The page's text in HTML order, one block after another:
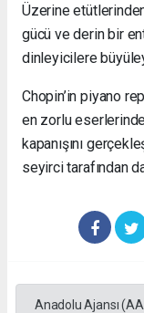
Üzerine
gücü ve derin bir
dinleyicilere
Chopin’in piyano
en zorlu
kapanışını
seyirci tarafından
Anadolu Ajansı